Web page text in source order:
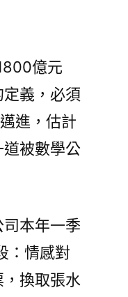
億元
定義，必須
進，估計
被數學公
本年一季
：情感對
換取張水